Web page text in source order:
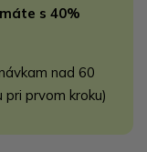
s 40%
nad 60
prvom kroku)